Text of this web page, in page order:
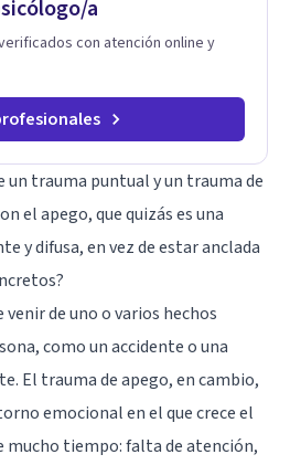
y mejorar tu calidad de
a
con atención online y
un trauma puntual y un trauma de
el apego, que quizás es una
y difusa, en vez de estar anclada
de uno o varios hechos
como un accidente o una
El trauma de apego, en cambio,
emocional en el que crece el
mucho tiempo: falta de atención,